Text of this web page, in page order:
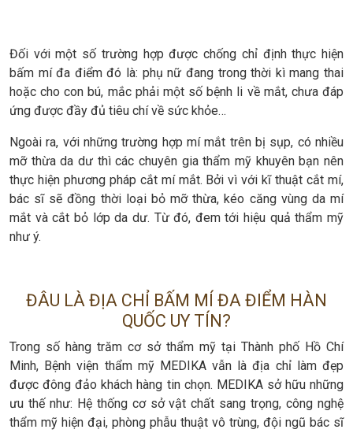
Đối với một số trường hợp được chống chỉ định thực hiện
bấm mí đa điểm đó là: phụ nữ đang trong thời kì mang thai
hoặc cho con bú, mắc phải một số bệnh li về mắt, chưa đáp
ứng được đầy đủ tiêu chí về sức khỏe…
Ngoài ra, với những trường hợp mí mắt trên bị sụp, có nhiều
mỡ thừa da dư thì các chuyên gia thẩm mỹ khuyên bạn nên
thực hiện phương pháp cắt mí mắt. Bởi vì với kĩ thuật cắt mí,
bác sĩ sẽ đồng thời loại bỏ mỡ thừa, kéo căng vùng da mí
mắt và cắt bỏ lớp da dư. Từ đó, đem tới hiệu quả thẩm mỹ
như ý.
ĐÂU LÀ ĐỊA CHỈ BẤM MÍ ĐA ĐIỂM HÀN
QUỐC UY TÍN?
Trong số hàng trăm cơ sở thẩm mỹ tại Thành phố Hồ Chí
Minh, Bệnh viện thẩm mỹ MEDIKA vẫn là địa chỉ làm đẹp
được đông đảo khách hàng tin chọn. MEDIKA sở hữu những
ưu thế như: Hệ thống cơ sở vật chất sang trọng, công nghệ
thẩm mỹ hiện đại, phòng phẫu thuật vô trùng, đội ngũ bác sĩ